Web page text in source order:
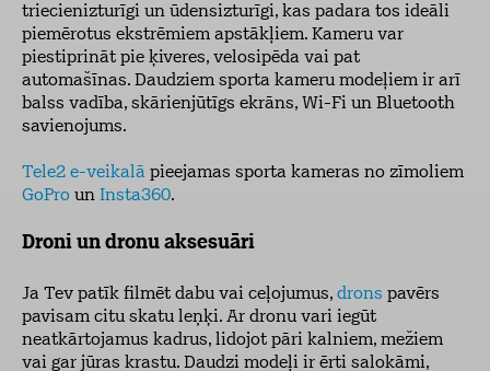
triecienizturīgi un ūdensizturīgi, kas padara tos ideāli
piemērotus ekstrēmiem apstākļiem. Kameru var
piestiprināt pie ķiveres, velosipēda vai pat
automašīnas. Daudziem sporta kameru modeļiem ir arī
balss vadība, skārienjūtīgs ekrāns, Wi-Fi un Bluetooth
savienojums.
Tele2 e-veikalā pieejamas sporta kameras no zīmoliem
GoPro un Insta360.
Droni un dronu aksesuāri
Ja Tev patīk filmēt dabu vai ceļojumus, drons pavērs
pavisam citu skatu leņķi. Ar dronu vari iegūt
neatkārtojamus kadrus, lidojot pāri kalniem, mežiem
vai gar jūras krastu. Daudzi modeļi ir ērti salokāmi,